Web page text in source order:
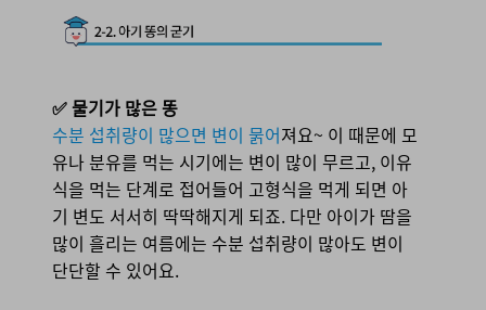
✅ 물기가 많은 똥
수분 섭취량이 많으면 변이 묽어져요~ 이 때문에 모
유나 분유를 먹는 시기에는 변이 많이 무르고, 이유
식을 먹는 단계로 접어들어 고형식을 먹게 되면 아
기 변도 서서히 딱딱해지게 되죠. 다만 아이가 땀을
많이 흘리는 여름에는 수분 섭취량이 많아도 변이
단단할 수 있어요.